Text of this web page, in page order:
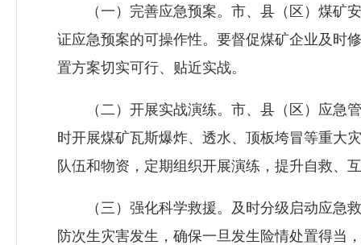
（一）完善应急预案。市、县（区）煤矿安
证应急预案的可操作性。要督促煤矿企业及时
置方案切实可行、贴近实战。
（二）开展实战演练。市、县（区）应急管
时开展煤矿瓦斯爆炸、透水、顶板垮冒等重大
队伍和物资，定期组织开展演练，提升自救、
（三）强化科学救援。及时分级启动应急救
防次生灾害发生，确保一旦发生险情处置得当